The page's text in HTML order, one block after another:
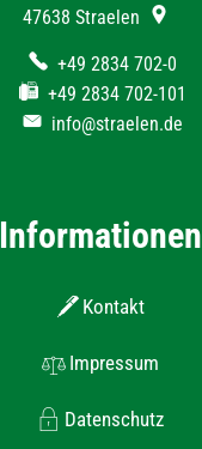
47638 Straelen
+49 2834 702-0
+49 2834 702-101
info@straelen.de
Informationen
Kontakt
Impressum
Datenschutz